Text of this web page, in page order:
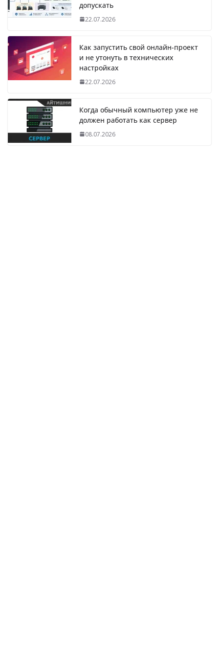
допускать
22.07.2026
Как запустить свой онлайн-проект
и не утонуть в технических
настройках
22.07.2026
Когда обычный компьютер уже не
должен работать как сервер
08.07.2026